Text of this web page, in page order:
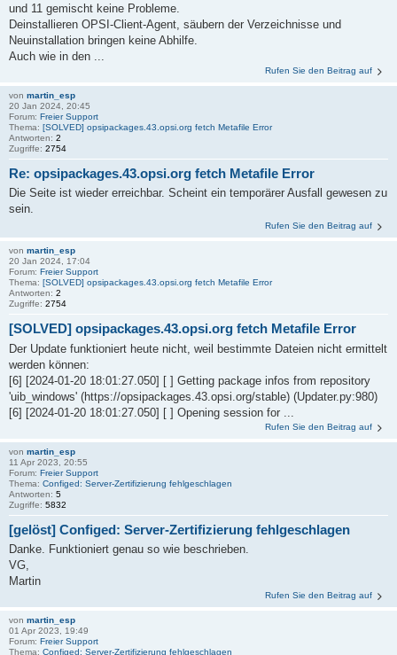
und 11 gemischt keine Probleme.
Deinstallieren OPSI-Client-Agent, säubern der Verzeichnisse und
Neuinstallation bringen keine Abhilfe.
Auch wie in den ...
Rufen Sie den Beitrag auf
von martin_esp
20 Jan 2024, 20:45
Forum: Freier Support
Thema: [SOLVED] opsipackages.43.opsi.org fetch Metafile Error
Antworten: 2
Zugriffe: 2754
Re: opsipackages.43.opsi.org fetch Metafile Error
Die Seite ist wieder erreichbar. Scheint ein temporärer Ausfall gewesen zu
sein.
Rufen Sie den Beitrag auf
von martin_esp
20 Jan 2024, 17:04
Forum: Freier Support
Thema: [SOLVED] opsipackages.43.opsi.org fetch Metafile Error
Antworten: 2
Zugriffe: 2754
[SOLVED] opsipackages.43.opsi.org fetch Metafile Error
Der Update funktioniert heute nicht, weil bestimmte Dateien nicht ermittelt
werden können:
[6] [2024-01-20 18:01:27.050] [ ] Getting package infos from repository
'uib_windows' (https://opsipackages.43.opsi.org/stable) (Updater.py:980)
[6] [2024-01-20 18:01:27.050] [ ] Opening session for ...
Rufen Sie den Beitrag auf
von martin_esp
11 Apr 2023, 20:55
Forum: Freier Support
Thema: Configed: Server-Zertifizierung fehlgeschlagen
Antworten: 5
Zugriffe: 5832
[gelöst] Configed: Server-Zertifizierung fehlgeschlagen
Danke. Funktioniert genau so wie beschrieben.
VG,
Martin
Rufen Sie den Beitrag auf
von martin_esp
01 Apr 2023, 19:49
Forum: Freier Support
Thema: Configed: Server-Zertifizierung fehlgeschlagen